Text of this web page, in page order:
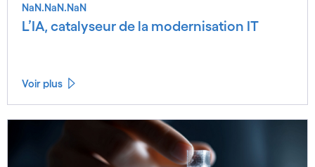
NaN.NaN.NaN
L’IA, catalyseur de la modernisation IT
Voir plus